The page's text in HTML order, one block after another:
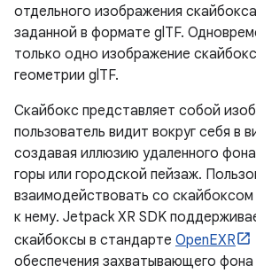
отдельного изображения
заданной в формате glTF.
только одно изображение
геометрии glTF.
Скайбокс представляет собой
пользователь видит вокруг себя в
создавая иллюзию удаленного
горы или городской пейзаж.
взаимодействовать со
к нему. Jetpack XR SDK
скайбоксы в стандарте OpenEXR
обеспечения захватывающего фона